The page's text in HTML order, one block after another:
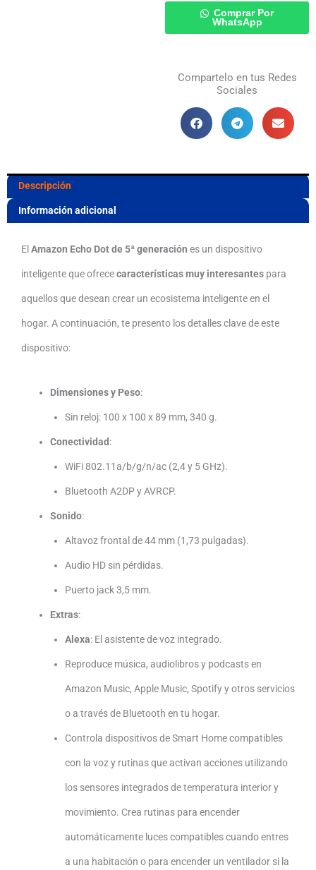
Comprar Por
WhatsApp
Compartelo en tus Redes
Sociales
Descripción
Información adicional
ElAmazon Echo Dot de 5ª generación es un dispositivo
inteligente que ofrececaracterísticas muy interesantes para
aquellos que desean crear un ecosistema inteligente en el
hogar. A continuación, te presento los detalles clave de este
dispositivo:
Dimensiones y Peso:
Sin reloj: 100 x 100 x 89 mm, 340 g.
Conectividad:
WiFi 802.11a/b/g/n/ac (2,4 y 5 GHz).
Bluetooth A2DP y AVRCP.
Sonido:
Altavoz frontal de 44 mm (1,73 pulgadas).
Audio HD sin pérdidas.
Puerto jack 3,5 mm.
Extras:
Alexa: El asistente de voz integrado.
Reproduce música, audiolibros y podcasts en
Amazon Music, Apple Music, Spotify y otros servicios
o a través de Bluetooth en tu hogar.
Controla dispositivos de Smart Home compatibles
con la voz y rutinas que activan acciones utilizando
los sensores integrados de temperatura interior y
movimiento. Crea rutinas para encender
automáticamente luces compatibles cuando entres
a una habitación o para encender un ventilador si la